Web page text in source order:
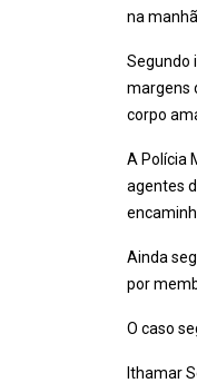
na
Segundo
margens
corpo
A Polícia
agentes
Ainda
por
O caso
Ithamar